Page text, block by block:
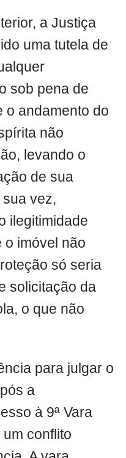
a Justiça
uma tutela de
sob pena de
o andamento do
não
levando o
de sua
vez,
ilegitimidade
o imóvel não
só seria
solicitação da
o que não
para julgar o
a
à 9ª Vara
conflito